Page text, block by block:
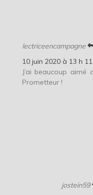
lectriceencampagne
10 juin 2020 à 13 h
J’ai beaucoup aimé
Prometteur !
jostein59